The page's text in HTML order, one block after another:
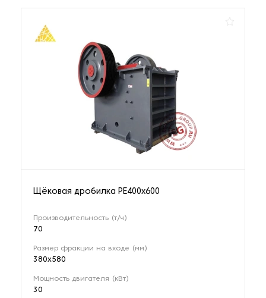
Щёковая дробилка РЕ400x600
Производительность (т/ч)
70
Размер фракции на входе (мм)
380х580
Мощность двигателя (кВт)
30